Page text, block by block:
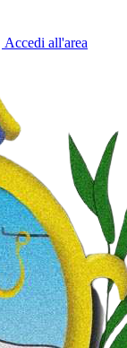
Accedi all'area